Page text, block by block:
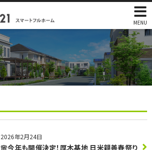
MENU
2026年2月24日
🌸今年も開催決定！厚木基地 日米親善春祭り